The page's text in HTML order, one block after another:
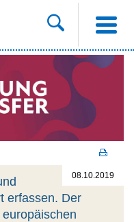
08.10.2019
erfassen. Der